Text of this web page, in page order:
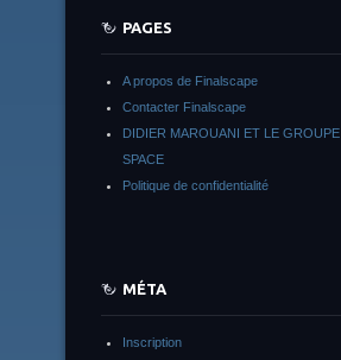
PAGES
A propos de Finalscape
Contacter Finalscape
DIDIER MAROUANI ET LE GROUPE
SPACE
Politique de confidentialité
MÉTA
Inscription